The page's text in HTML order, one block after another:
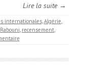
Lire la suite →
internationales,Algérie,
Rabouni, recensement,